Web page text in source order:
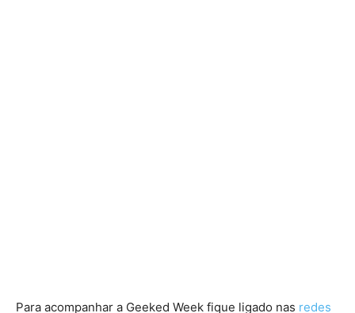
Para acompanhar a Geeked Week fique ligado nas redes